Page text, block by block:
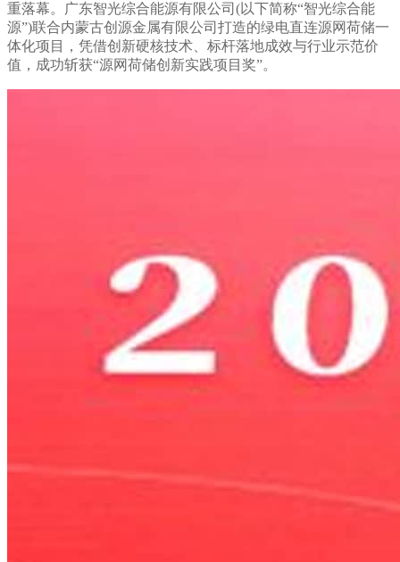
重落幕。广东智光综合能源有限公司(以下简称“智光综合能
源”)联合内蒙古创源金属有限公司打造的绿电直连源网荷储一
体化项目，凭借创新硬核技术、标杆落地成效与行业示范价
值，成功斩获“源网荷储创新实践项目奖”。